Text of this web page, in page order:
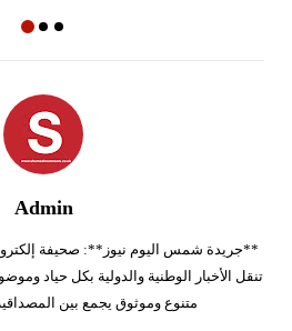
Admin
**جريدة شمس اليوم نيوز**: صحيفة
تنقل الأخبار الوطنية والدولية بكل حياد
متنوع وموثوق يجمع بين